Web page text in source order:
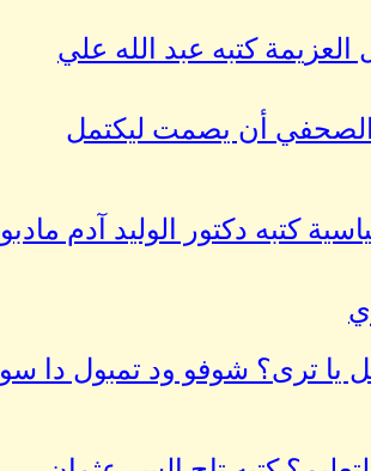
كتبه عبد الله علي
الصحفي أن يصمت ليكتمل
كتبه دكتور الوليد آدم مادبو
ترى؟ شوفو ود تمبول دا سو